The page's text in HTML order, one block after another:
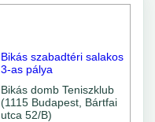
Bikás szabadtéri salakos
3-as pálya
Bikás domb Teniszklub
(1115 Budapest, Bártfai
utca 52/B)